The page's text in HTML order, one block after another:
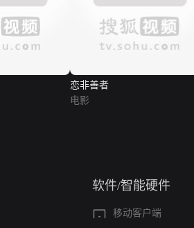
恋非善者
电影
软件/智能硬件
移动客户端